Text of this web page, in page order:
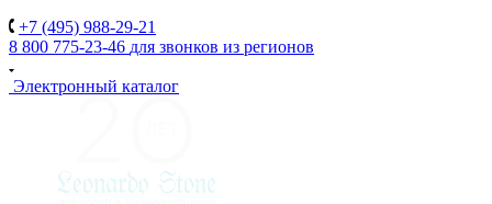
+7 (495) 988-29-21
8 800 775-23-46 для звонков из регионов
Электронный каталог